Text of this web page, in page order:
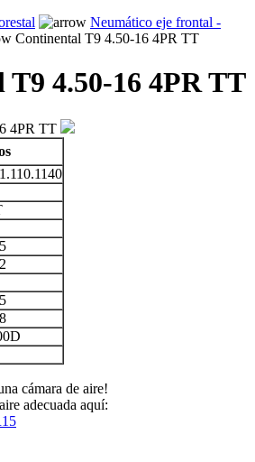
Neumático eje frontal -
Continental T9 4.50-16 4PR TT
4.50-16 4PR TT
cámara de aire!
adecuada aquí: